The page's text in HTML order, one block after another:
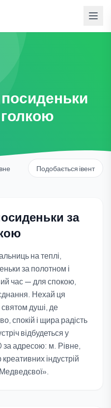
посиденьки
Подобається івент
за
на теплі,
за полотном і
час — для спокою,
Нехай ця
душі, де
спокій і щира радість
відбудеться у
за адресою: м. Рівне,
індустрій